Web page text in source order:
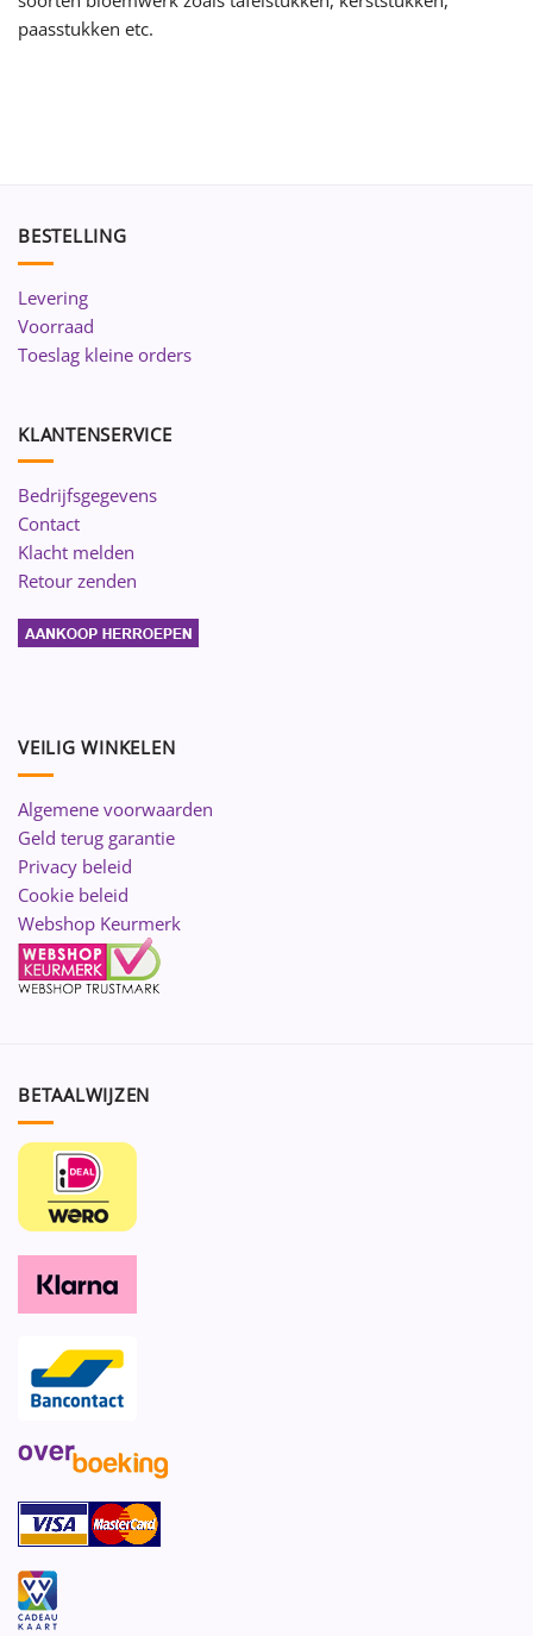
paasstukken etc.
BESTELLING
Levering
Voorraad
Toeslag kleine orders
KLANTENSERVICE
Bedrijfsgegevens
Contact
Klacht melden
Retour zenden
VEILIG WINKELEN
Algemene voorwaarden
Geld terug garantie
Privacy beleid
Cookie beleid
Webshop Keurmerk
BETAALWIJZEN